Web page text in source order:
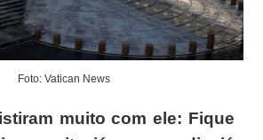
Foto: Vatican News
muito com ele: Fique